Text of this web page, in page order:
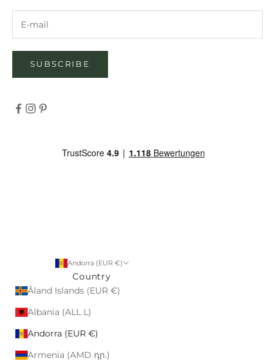
SUBSCRIBE
Andorra (EUR €)
Country
Åland Islands (EUR €)
Albania (ALL L)
Andorra (EUR €)
Armenia (AMD դր.)